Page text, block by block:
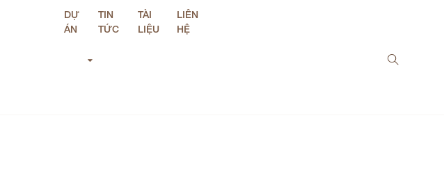
DỰ
ÁN
TIN
TỨC
TÀI
LIỆU
LIÊN
HỆ